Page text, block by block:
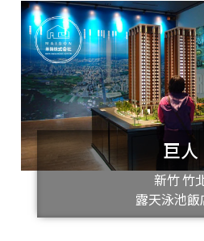
巨人
新竹 竹
露天泳池飯